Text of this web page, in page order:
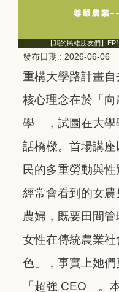
【我的民雄朋友們】
發布日期 : 2026-06-06
重構大學路計畫自
核心理念在於「
學」，試圖在大
話橋樑。首場講
民的多重勞動與
經常會看到的女
農婦，既要田間
女性在傳統農業
色」，事實上她
「超強 CEO」。